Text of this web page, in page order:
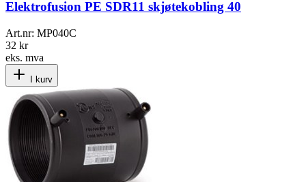
Elektrofusion PE SDR11 skjøtekobling 40
Art.nr: MP040C
32 kr
eks. mva
I kurv